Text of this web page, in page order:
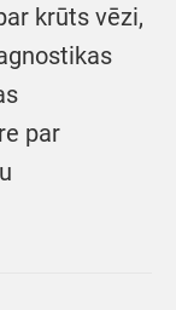
krūts vēzi,
par